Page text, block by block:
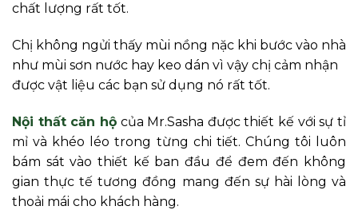
chất lượng rất tốt.
Chị không ngửi thấy mùi nồng nặc khi bước vào nhà
như mùi sơn nước hay keo dán vì vậy chị cảm nhận
được vật liệu các bạn sử dụng nó rất tốt.
Nội thất căn hộcủa Mr.Sasha được thiết kế với sự tỉ
mỉ và khéo léo trong từng chi tiết. Chúng tôi luôn
bám sát vào thiết kế ban đầu để đem đến không
gian thực tế tương đồng mang đến sự hài lòng và
thoải mái cho khách hàng.